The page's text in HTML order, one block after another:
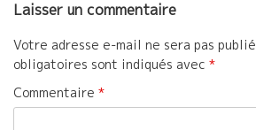
Laisser un commentaire
Votre adresse e-mail ne sera pas
obligatoires sont indiqués avec *
Commentaire *